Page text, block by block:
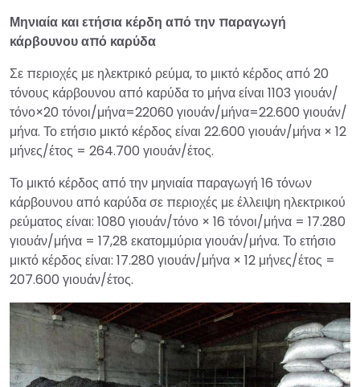
Μηνιαία και ετήσια κέρδη από την παραγωγή
κάρβουνου από καρύδα
Σε περιοχές με ηλεκτρικό ρεύμα, το μικτό κέρδος από 20
τόνους κάρβουνου από καρύδα το μήνα είναι 1103 γιουάν/
τόνο×20 τόνοι/μήνα=22060 γιουάν/μήνα=22.600 γιουάν/
μήνα. Το ετήσιο μικτό κέρδος είναι 22.600 γιουάν/μήνα × 12
μήνες/έτος = 264.700 γιουάν/έτος.
Το μικτό κέρδος από την μηνιαία παραγωγή 16 τόνων
κάρβουνου από καρύδα σε περιοχές με έλλειψη ηλεκτρικού
ρεύματος είναι: 1080 γιουάν/τόνο × 16 τόνοι/μήνα = 17.280
γιουάν/μήνα = 17,28 εκατομμύρια γιουάν/μήνα. Το ετήσιο
μικτό κέρδος είναι: 17.280 γιουάν/μήνα × 12 μήνες/έτος =
207.600 γιουάν/έτος.